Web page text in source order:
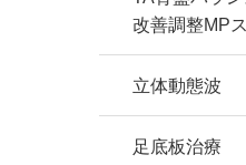
改善調整MP
立体動態波
足底板治療